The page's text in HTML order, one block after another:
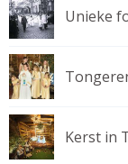
Unieke
Kerst in